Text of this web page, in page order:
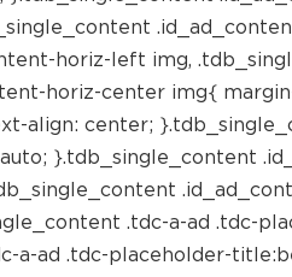
horiz-left img,
horiz-center img{
align: center;
}.tdb_single_content
.tdc-a-ad .tdc-
a-ad .tdc-placeholder-